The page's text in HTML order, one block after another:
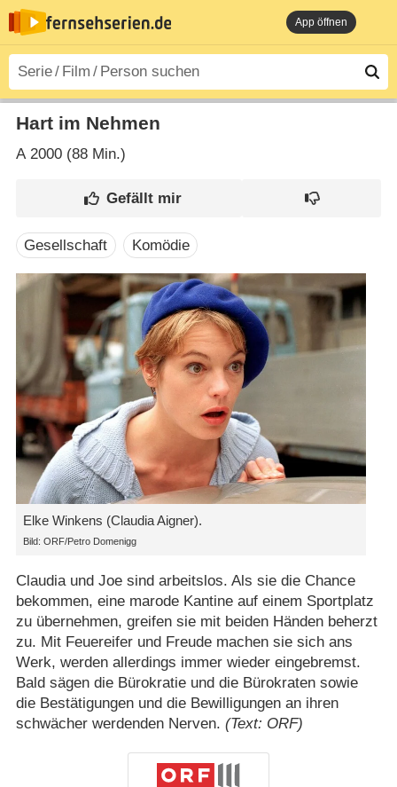
App öffnen
Hart im Nehmen
A2000 (88 Min.)
Gesellschaft Komödie
Elke Winkens (Claudia Aigner).
Bild: ORF/​Petro Domenigg
Claudia und Joe sind arbeitslos. Als sie die Chance
bekommen, eine marode Kantine auf einem Sportplatz
zu übernehmen, greifen sie mit beiden Händen beherzt
zu. Mit Feuereifer und Freude machen sie sich ans
Werk, werden allerdings immer wieder eingebremst.
Bald sägen die Bürokratie und die Bürokraten sowie
die Bestätigungen und die Bewilligungen an ihren
schwächer werdenden Nerven. (Text: ORF)